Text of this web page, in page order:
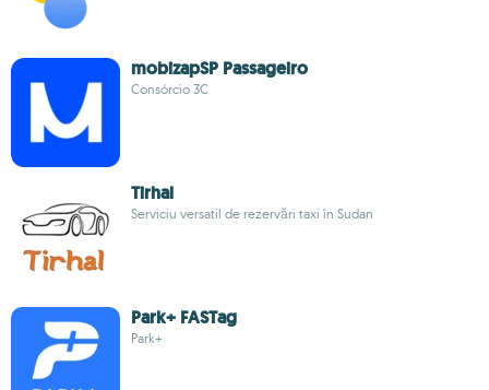
mobizapSP Passageiro
Consórcio 3C
Tirhal
Serviciu versatil de rezervări taxi în Sudan
Park+ FASTag
Park+